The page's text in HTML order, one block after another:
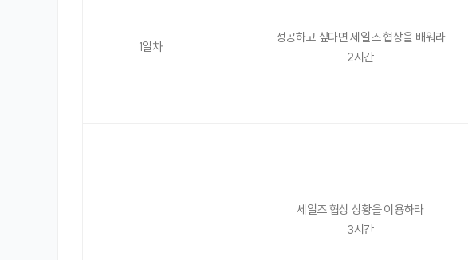
1일차
성공하고 싶다면 세일즈 협상을 배워라
2시간
세일즈 협상 상황을 이용하라
3시간